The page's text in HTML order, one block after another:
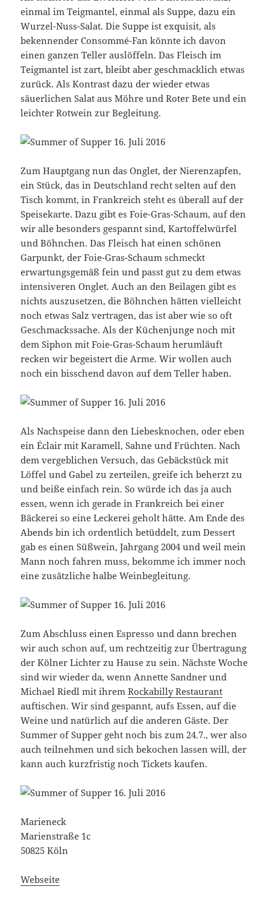
einmal im Teigmantel, einmal als Suppe, dazu ein
Wurzel-Nuss-Salat. Die Suppe ist exquisit, als
bekennender Consommé-Fan könnte ich davon
einen ganzen Teller auslöffeln. Das Fleisch im
Teigmantel ist zart, bleibt aber geschmacklich etwas
zurück. Als Kontrast dazu der wieder etwas
säuerlichen Salat aus Möhre und Roter Bete und ein
leichter Rotwein zur Begleitung.
Zum Hauptgang nun das Onglet, der Nierenzapfen,
ein Stück, das in Deutschland recht selten auf den
Tisch kommt, in Frankreich steht es überall auf der
Speisekarte. Dazu gibt es Foie-Gras-Schaum, auf den
wir alle besonders gespannt sind, Kartoffelwürfel
und Böhnchen. Das Fleisch hat einen schönen
Garpunkt, der Foie-Gras-Schaum schmeckt
erwartungsgemäß fein und passt gut zu dem etwas
intensiveren Onglet. Auch an den Beilagen gibt es
nichts auszusetzen, die Böhnchen hätten vielleicht
noch etwas Salz vertragen, das ist aber wie so oft
Geschmackssache. Als der Küchenjunge noch mit
dem Siphon mit Foie-Gras-Schaum herumläuft
recken wir begeistert die Arme. Wir wollen auch
noch ein bisschend davon auf dem Teller haben.
Als Nachspeise dann den Liebesknochen, oder eben
ein Éclair mit Karamell, Sahne und Früchten. Nach
dem vergeblichen Versuch, das Gebäckstück mit
Löffel und Gabel zu zerteilen, greife ich beherzt zu
und beiße einfach rein. So würde ich das ja auch
essen, wenn ich gerade in Frankreich bei einer
Bäckerei so eine Leckerei geholt hätte. Am Ende des
Abends bin ich ordentlich betüddelt, zum Dessert
gab es einen Süßwein, Jahrgang 2004 und weil mein
Mann noch fahren muss, bekomme ich immer noch
eine zusätzliche halbe Weinbegleitung.
Zum Abschluss einen Espresso und dann brechen
wir auch schon auf, um rechtzeitig zur Übertragung
der Kölner Lichter zu Hause zu sein. Nächste Woche
sind wir wieder da, wenn Annette Sandner und
Michael Riedl mit ihremRockabilly Restaurant
auftischen. Wir sind gespannt, aufs Essen, auf die
Weine und natürlich auf die anderen Gäste. Der
Summer of Supper geht noch bis zum 24.7., wer also
auch teilnehmen und sich bekochen lassen will, der
kann auch kurzfristig noch Tickets kaufen.
Marieneck
Marienstraße 1c
50825 Köln
Webseite